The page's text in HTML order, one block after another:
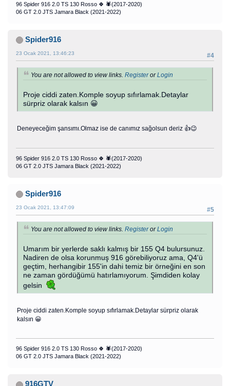
96 Spider 916 2.0 TS 130 Rosso 🍀 🕷(2017-2020)
06 GT 2.0 JTS Jamara Black (2021-2022)
Spider916
#4
23 Ocak 2021, 13:46:23
You are not allowed to view links. RegisterorLogin
Proje ciddi zaten.Komple soyup sıfırlamak.Detaylar
sürpriz olarak kalsın 😀
Deneyeceğim şansımı.Olmaz ise de canımız sağolsun deriz 👍😉
96 Spider 916 2.0 TS 130 Rosso 🍀 🕷(2017-2020)
06 GT 2.0 JTS Jamara Black (2021-2022)
Spider916
#5
23 Ocak 2021, 13:47:09
You are not allowed to view links. RegisterorLogin
Umarım bir yerlerde saklı kalmış bir 155 Q4 bulursunuz.
Nadiren de olsa korunmuş 916 görebiliyoruz ama, Q4'ü
geçtim, herhangibir 155'in dahi temiz bir örneğini en son
ne zaman gördüğümü hatırlamıyorum. Şimdiden kolay
gelsin
Proje ciddi zaten.Komple soyup sıfırlamak.Detaylar sürpriz olarak
kalsın 😀
96 Spider 916 2.0 TS 130 Rosso 🍀 🕷(2017-2020)
06 GT 2.0 JTS Jamara Black (2021-2022)
916GTV